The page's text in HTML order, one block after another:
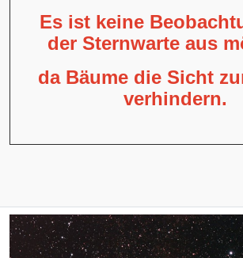
Es ist keine
der Sternwarte aus
da Bäume die Sicht
verhindern.